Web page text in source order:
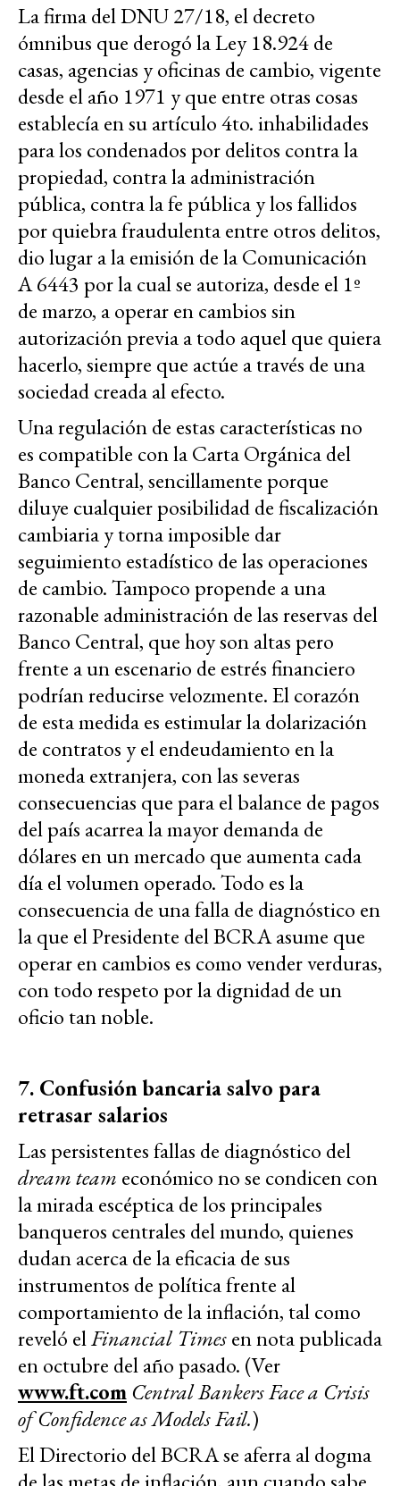
La firma del DNU 27/18, el decreto
ómnibus que derogó la Ley 18.924 de
casas, agencias y oficinas de cambio, vigente
desde el año 1971 y que entre otras cosas
establecía en su artículo 4to. inhabilidades
para los condenados por delitos contra la
propiedad, contra la administración
pública, contra la fe pública y los fallidos
por quiebra fraudulenta entre otros delitos,
dio lugar a la emisión de la Comunicación
A 6443 por la cual se autoriza, desde el 1º
de marzo, a operar en cambios sin
autorización previa a todo aquel que quiera
hacerlo, siempre que actúe a través de una
sociedad creada al efecto.
Una regulación de estas características no
es compatible con la Carta Orgánica del
Banco Central, sencillamente porque
diluye cualquier posibilidad de fiscalización
cambiaria y torna imposible dar
seguimiento estadístico de las operaciones
de cambio. Tampoco propende a una
razonable administración de las reservas del
Banco Central, que hoy son altas pero
frente a un escenario de estrés financiero
podrían reducirse velozmente. El corazón
de esta medida es estimular la dolarización
de contratos y el endeudamiento en la
moneda extranjera, con las severas
consecuencias que para el balance de pagos
del país acarrea la mayor demanda de
dólares en un mercado que aumenta cada
día el volumen operado. Todo es la
consecuencia de una falla de diagnóstico en
la que el Presidente del BCRA asume que
operar en cambios es como vender verduras,
con todo respeto por la dignidad de un
oficio tan noble.
7. Confusión bancaria salvo para
retrasar salarios
Las persistentes fallas de diagnóstico del
dream team económico no se condicen con
la mirada escéptica de los principales
banqueros centrales del mundo, quienes
dudan acerca de la eficacia de sus
instrumentos de política frente al
comportamiento de la inflación, tal como
reveló elFinancial Timesen nota publicada
en octubre del año pasado. (Ver
www.ft.com Central Bankers Face a Crisis
of Confidence as Models Fail.)
El Directorio del BCRA se aferra al dogma